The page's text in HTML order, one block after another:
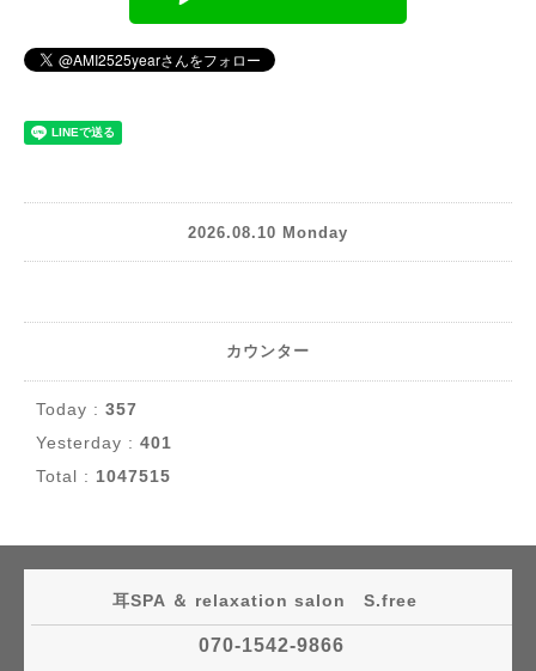
2026.08.10 Monday
カウンター
Today : 357
Yesterday : 401
Total : 1047515
耳SPA ＆ relaxation salon S.free
070-1542-9866